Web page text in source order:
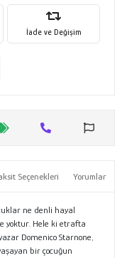
İade ve Değişim
Seçenekleri Yorumlar
ne denli hayal
yoktur. Hele ki etrafta
Domenico Starnone,
bir çocuğun